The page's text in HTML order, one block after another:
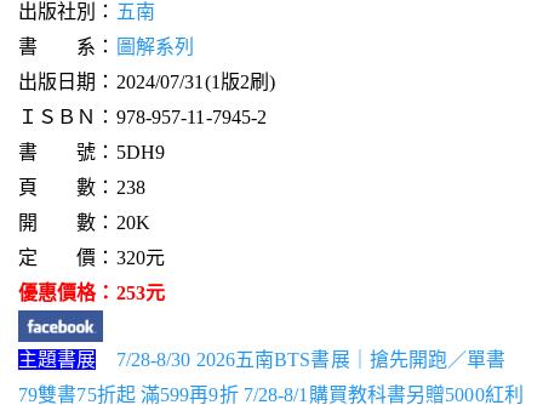
出版社別： 五南
書 系： 圖解系列
出版日期：2024/07/31(1版2刷)
ＩＳＢＮ：978-957-11-7945-2
書 號：5DH9
頁 數：238
開 數：20K
定 價：320元
優惠價格：253元
主題書展
7/28-8/30 2026五南BTS書展｜搶先開跑／單書
79雙書75折起 滿599再9折 7/28-8/1購買教科書另贈5000紅利